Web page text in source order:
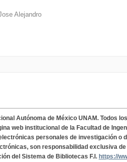
Alejandro
Autónoma de México UNAM. Todos
web institucional de la Facultad de
personales de investigación o
son responsabilidad exclusiva
del Sistema de Bibliotecas F.I. https://